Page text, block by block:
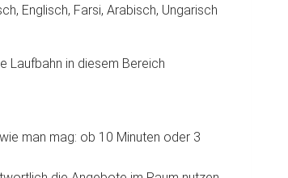
Englisch, Farsi, Arabisch, Ungarisch
Laufbahn in diesem Bereich
man mag: ob 10 Minuten oder 3